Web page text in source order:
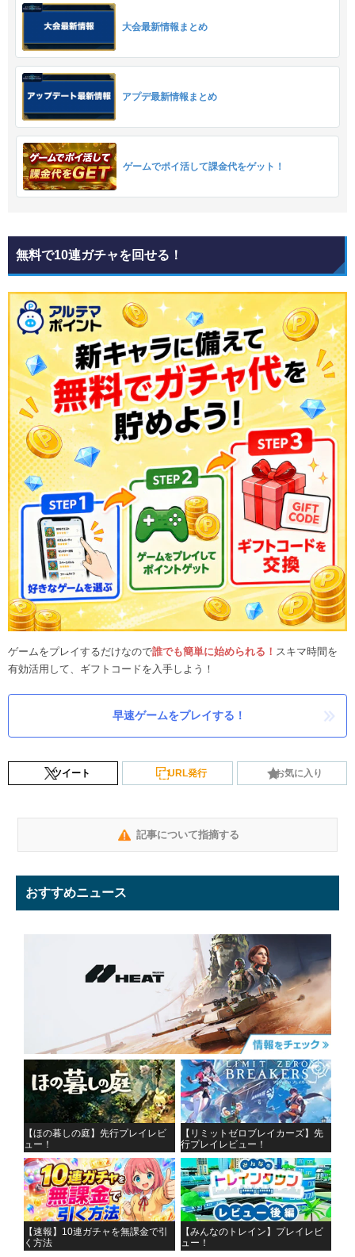
大会最新情報まとめ
アプデ最新情報まとめ
ゲームでポイ活して課金代をゲット！
無料で10連ガチャを回せる！
ゲームをプレイするだけなので誰でも簡単に始められる！ スキマ時間を
有効活用して、ギフトコードを入手しよう！
早速ゲームをプレイする！
ツイート URL発行 お気に入り
記事について指摘する
おすすめニュース
【ほの暮しの庭】先行プレイレビ
ュー！
【リミットゼロブレイカーズ】先
行プレイレビュー！
【速報】10連ガチャを無課金で引
く方法
【みんなのトレイン】プレイレビ
ュー！